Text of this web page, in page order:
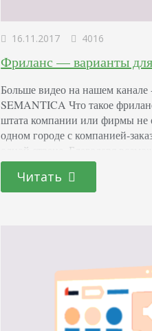
16.11.2017 4016
Фриланс — варианты
Больше видео на нашем канале
SEMANTICA Что такое
штата компании или фирмы не
одном городе с компанией-
одной стране. Благодаря
теперь могут сократить до
офиса. Именно фриланс дал
перейти на надомную…
Читать